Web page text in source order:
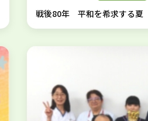
戦後80年 平和を希求する夏